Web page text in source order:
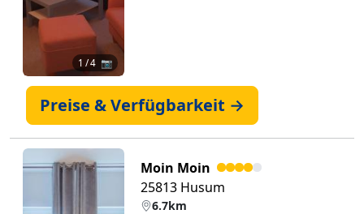
1 / 4 📷
Preise & Verfügbarkeit →
Moin Moin
25813 Husum
6.7km